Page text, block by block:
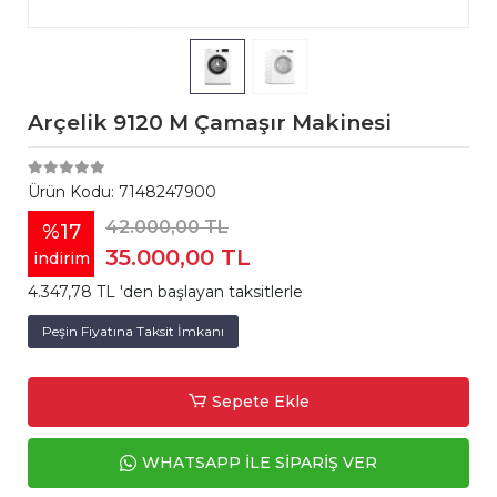
Arçelik 9120 M Çamaşır Makinesi
Ürün Kodu: 7148247900
%17
indirim
42.000,00 TL
35.000,00 TL
4.347,78 TL 'den başlayan taksitlerle
Peşin Fiyatına Taksit İmkanı
Sepete Ekle
WHATSAPP İLE SİPARİŞ VER